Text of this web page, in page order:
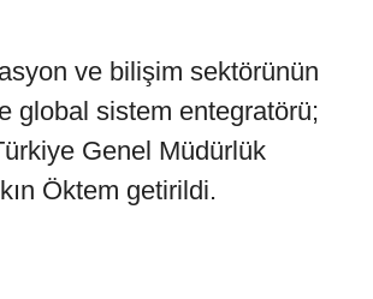
ve bilişim sektörünün
global sistem entegratörü;
Genel Müdürlük
Öktem getirildi.